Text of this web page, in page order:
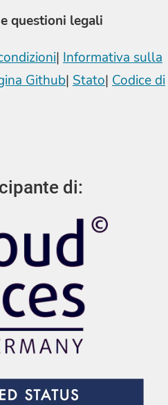
questioni legali
| Informativa sulla
Github| Stato| Codice di
di: